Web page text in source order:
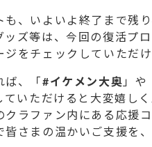
も、いよいよ終了まで残
ッズ等は、今回の復活プ
をチェックしていただけ
ば、「#イケメン大奥 」や
いただけると大変嬉しく
クラファン内にある応援
皆さまの温かいご支援を